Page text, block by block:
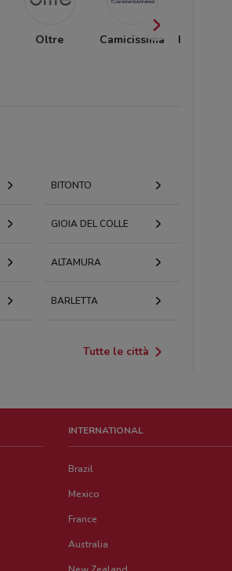
Oltre Camicissima Pull and
BITONTO
GIOIA DEL COLLE
ALTAMURA
BARLETTA
Tutte le città
INTERNATIONAL
Brazil
Mexico
France
Australia